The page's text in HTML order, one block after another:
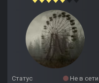
Статус
Не в сети